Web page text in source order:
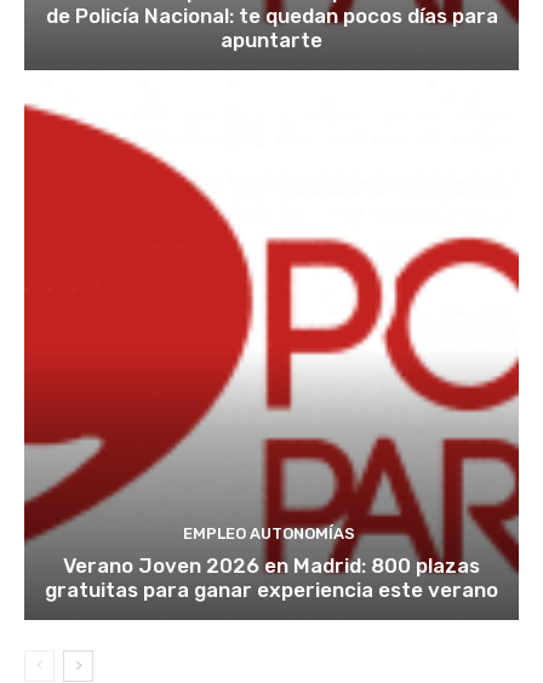
de Policía Nacional: te quedan pocos días para
apuntarte
EMPLEO AUTONOMÍAS
Verano Joven 2026 en Madrid: 800 plazas
gratuitas para ganar experiencia este verano